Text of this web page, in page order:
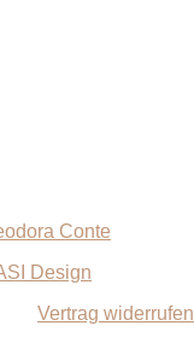
Conte
Design
Vertrag widerrufen